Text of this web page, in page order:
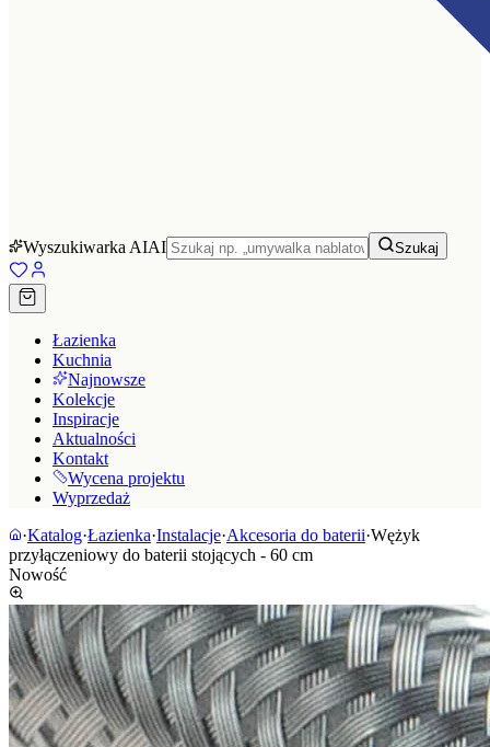
Wyszukiwarka AIAI Szukaj
Łazienka
Kuchnia
Najnowsze
Kolekcje
Inspiracje
Aktualności
Kontakt
Wycena projektu
Wyprzedaż
·Katalog·Łazienka·Instalacje·Akcesoria do baterii·Wężyk
przyłączeniowy do baterii stojących - 60 cm
Nowość